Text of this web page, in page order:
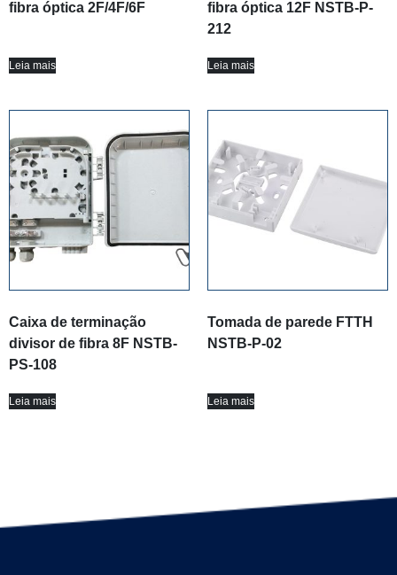
fibra óptica 2F/4F/6F
Leia mais
fibra óptica 12F NSTB-P-
212
Leia mais
Caixa de terminação
divisor de fibra 8F NSTB-
PS-108
Leia mais
Tomada de parede FTTH
NSTB-P-02
Leia mais